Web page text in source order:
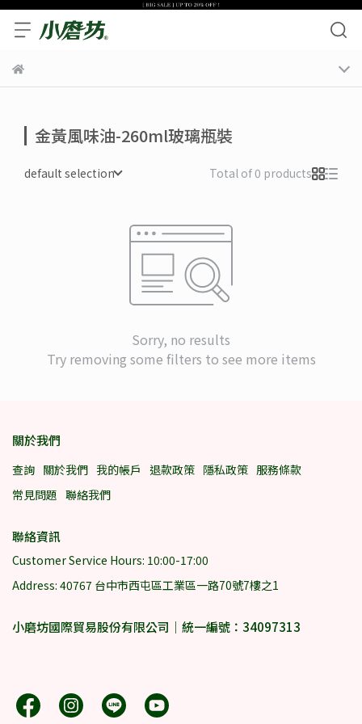
金黃風味油-260ml玻璃瓶裝
default selection Total of 0 products
Sorry, no results
Try removing some filters to see more items
關於我們
查詢 關於我們 我的帳戶 退款政策 隱私政策 服務條款
常見問題 聯絡我們
聯絡資訊
Customer Service Hours: 10:00-17:00
Address: 40767 台中市西屯區工業區一路70號7樓之1
小磨坊國際貿易股份有限公司｜統一編號：34097313